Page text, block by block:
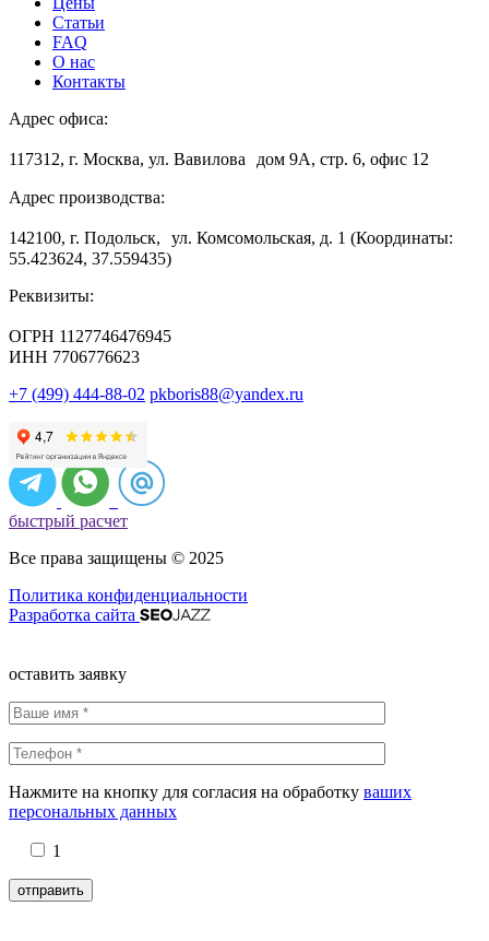
Статьи
FAQ
О нас
Контакты
Адрес офиса:
117312, г. Москва, ул. Вавилова дом 9А, стр. 6, офис 12
Адрес производства:
142100, г. Подольск, ул. Комсомольская, д. 1 (Координаты:
55.423624, 37.559435)
Реквизиты:
ОГРН 1127746476945
ИНН 7706776623
+7 (499) 444-88-02 pkboris88@yandex.ru
быстрый расчет
Все права защищены © 2025
Политика конфиденциальности
Разработка сайта
оставить заявку
Нажмите на кнопку для согласия на обработку ваших
персональных данных
1